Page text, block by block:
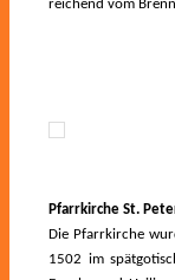
reichend vom
Pfarrkirche St.
Die Pfarrkirche
1502 im